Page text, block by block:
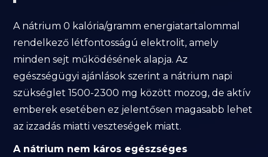
A nátrium 0 kalória/gramm energiatartalommal
rendelkező létfontosságú elektrolit, amely
minden sejt működésének alapja. Az
egészségügyi ajánlások szerint a nátrium napi
szükséglet 1500-2300 mg között mozog, de aktív
emberek esetében ez jelentősen magasabb lehet
az izzadás miatti veszteségek miatt.
A nátrium nem káros egészséges